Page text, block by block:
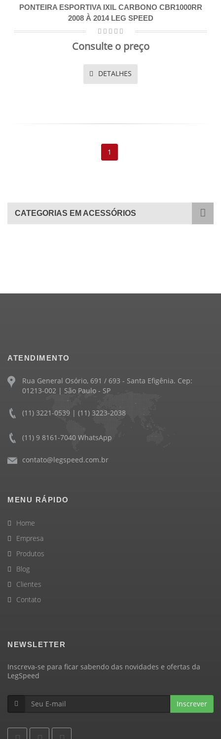
PONTEIRA ESPORTIVA IXIL CARBONO CBR1000RR
2008 À 2014 LEG SPEED
Consulte o preço
DETALHES
1
CATEGORIAS EM ACESSÓRIOS
ATENDIMENTO
Rua General Osório, 691 / 693 - Santa Efigênia. Cep:
01213-002 | São Paulo - SP
(11) 3221-0539 | (11) 3223-2038
(11) 9 8161-7040 WhatsApp
contato@legspeed.com.br
MENU RÁPIDO
Home
Empresa
Produtos
Blog
Clientes
Contato
NEWSLETTER
Inscreva-se para ficar sabendo das novidades e ofertas da
LegSpeed
Inscrever